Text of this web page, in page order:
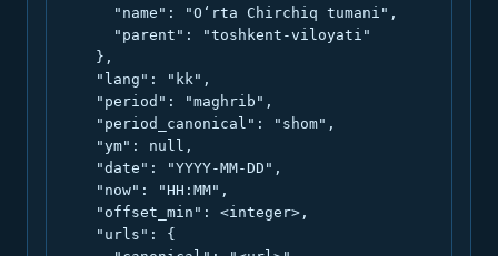
      "name": "O‘rta Chirchiq tumani",
      "parent": "toshkent-viloyati"
    },
    "lang": "kk",
    "period": "maghrib",
    "period_canonical": "shom",
    "ym": null,
    "date": "YYYY-MM-DD",
    "now": "HH:MM",
    "offset_min": <integer>,
    "urls": {